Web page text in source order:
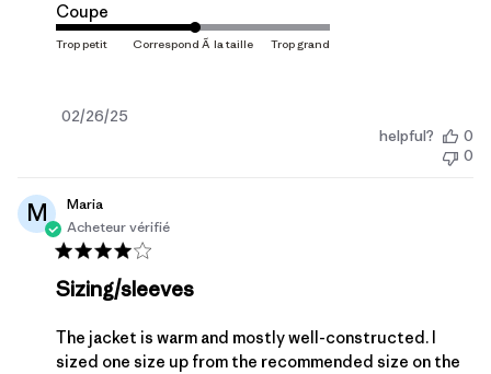
Coupe
Date
02/26/25
helpful?
0
0
M
Maria
Acheteur vérifié
Sizing/sleeves
The jacket is warm and mostly well-constructed. I
sized one size up from the recommended size on the